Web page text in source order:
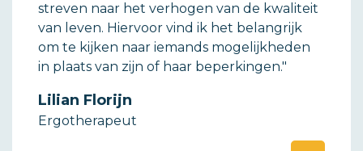
streven naar het verhogen van de kwaliteit
van leven. Hiervoor vind ik het belangrijk
om te kijken naar iemands mogelijkheden
in plaats van zijn of haar beperkingen."
Lilian Florijn
Ergotherapeut